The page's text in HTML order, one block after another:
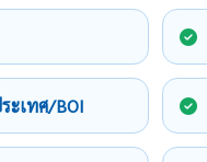
ะเทศ/BOI